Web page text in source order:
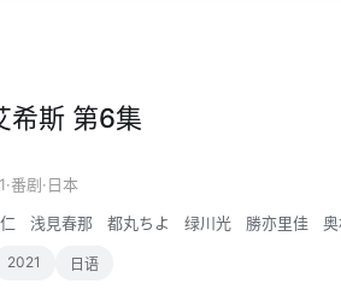
希斯 第6集
·番剧·日本
浅見春那 都丸ちよ 绿川光 勝亦里佳
2021 日语